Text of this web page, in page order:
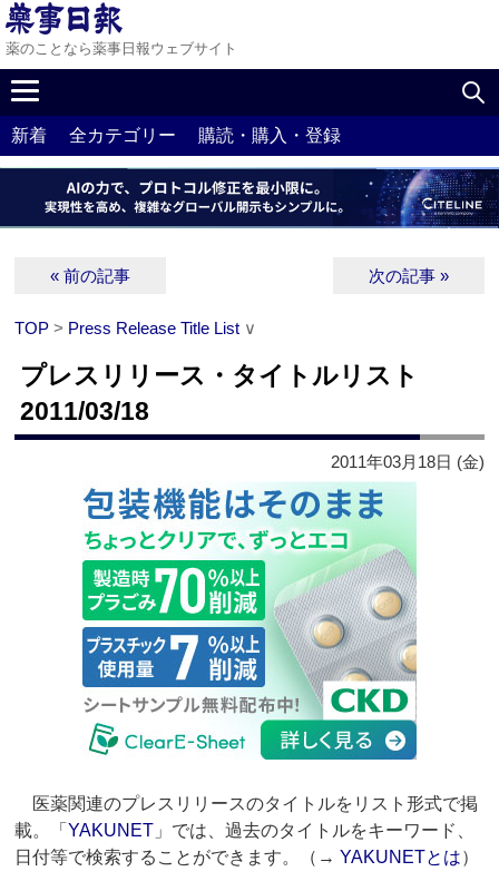
薬のことなら薬事日報ウェブサイト
新着 全カテゴリー 購読・購入・登録
« 前の記事 次の記事 »
TOP > Press Release Title List ∨
プレスリリース・タイトルリスト
2011/03/18
2011年03月18日 (金)
医薬関連のプレスリリースのタイトルをリスト形式で掲
載。「YAKUNET 」では、過去のタイトルをキーワード、
日付等で検索することができます。（→YAKUNETとは）